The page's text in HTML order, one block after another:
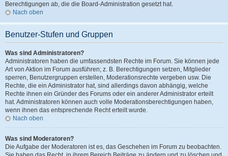
Berechtigungen ab, die die Board-Administration gesetzt hat.
Nach oben
Benutzer-Stufen und Gruppen
Was sind Administratoren?
Administratoren haben die umfassendsten Rechte im Forum. Sie können jede
Art von Aktion im Forum ausführen; z. B. Berechtigungen setzen, Mitglieder
sperren, Benutzergruppen erstellen, Moderationsrechte vergeben usw. Die
Rechte, die ein Administrator hat, sind allerdings davon abhängig, welche
Rechte ihnen ein Gründer des Forums oder ein anderer Administrator erteilt
hat. Administratoren können auch volle Moderationsberechtigungen haben,
wenn ihnen das entsprechende Recht erteilt wurde.
Nach oben
Was sind Moderatoren?
Die Aufgabe der Moderatoren ist es, das Geschehen im Forum zu beobachten.